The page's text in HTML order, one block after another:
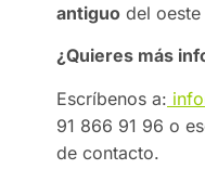
antiguo del
¿Quieres más
Escríbenos a:
91 866 91 96 o
de contacto.